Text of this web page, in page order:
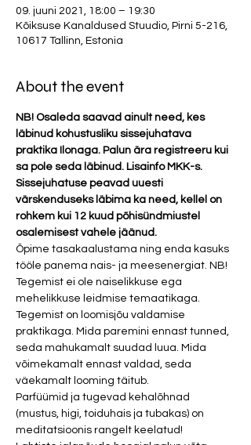
09. juuni 2021, 18:00 – 19:30
Kõiksuse Kanaldused Stuudio, Pirni 5-216,
10617 Tallinn, Estonia
About the event
NB! Osaleda saavad ainult need, kes
läbinud kohustusliku sissejuhatava
praktika Ilonaga. Palun ära registreeru kui
sa pole seda läbinud. Lisainfo MKK-s.
Sissejuhatuse peavad uuesti
värskenduseks läbima ka need, kellel on
rohkem kui 12 kuud põhisündmiustel
osalemisest vahele jäänud.
Õpime tasakaalustama ning enda kasuks
tööle panema nais- ja meesenergiat. NB!
Tegemist ei ole naiselikkuse ega
mehelikkuse leidmise temaatikaga.
Tegemist on loomisjõu valdamise
praktikaga. Mida paremini ennast tunned,
seda mahukamalt suudad luua. Mida
võimekamalt ennast valdad, seda
väekamalt looming täitub.
Parfüümid ja tugevad kehalõhnad
(mustus, higi, toiduhais ja tubakas) on
meditatsioonis rangelt keelatud!